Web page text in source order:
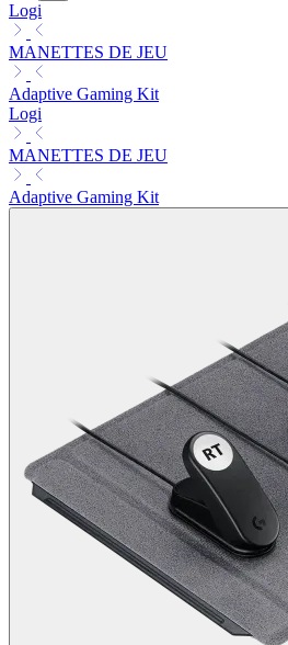
Logi
MANETTES DE JEU
Adaptive Gaming Kit
Logi
MANETTES DE JEU
Adaptive Gaming Kit